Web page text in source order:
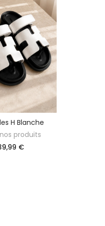
H Blanche
produits
€